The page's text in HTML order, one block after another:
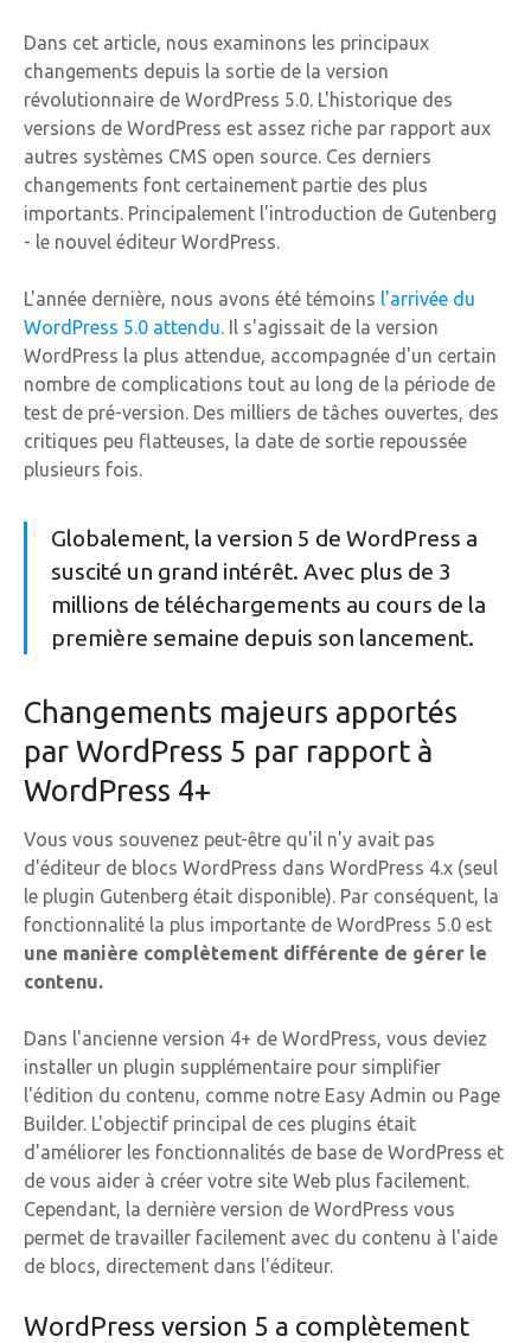
Dans cet article, nous examinons les principaux
changements depuis la sortie de la version
révolutionnaire de WordPress 5.0. L'historique des
versions de WordPress est assez riche par rapport aux
autres systèmes CMS open source. Ces derniers
changements font certainement partie des plus
importants. Principalement l'introduction de Gutenberg
- le nouvel éditeur WordPress.
L'année dernière, nous avons été témoins l'arrivée du
WordPress 5.0 attendu. Il s'agissait de la version
WordPress la plus attendue, accompagnée d'un certain
nombre de complications tout au long de la période de
test de pré-version. Des milliers de tâches ouvertes, des
critiques peu flatteuses, la date de sortie repoussée
plusieurs fois.
Globalement, la version 5 de WordPress a
suscité un grand intérêt. Avec plus de 3
millions de téléchargements au cours de la
première semaine depuis son lancement.
Changements majeurs apportés
par WordPress 5 par rapport à
WordPress 4+
Vous vous souvenez peut-être qu'il n'y avait pas
d'éditeur de blocs WordPress dans WordPress 4.x (seul
le plugin Gutenberg était disponible). Par conséquent, la
fonctionnalité la plus importante de WordPress 5.0 est
une manière complètement différente de gérer le
contenu.
Dans l'ancienne version 4+ de WordPress, vous deviez
installer un plugin supplémentaire pour simplifier
l'édition du contenu, comme notre Easy Admin ou Page
Builder. L'objectif principal de ces plugins était
d'améliorer les fonctionnalités de base de WordPress et
de vous aider à créer votre site Web plus facilement.
Cependant, la dernière version de WordPress vous
permet de travailler facilement avec du contenu à l'aide
de blocs, directement dans l'éditeur.
WordPress version 5 a complètement